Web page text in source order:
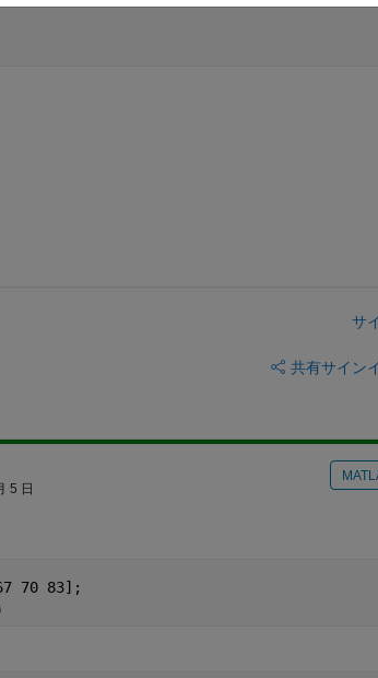
サ
共有サイン
5 日
70 83];